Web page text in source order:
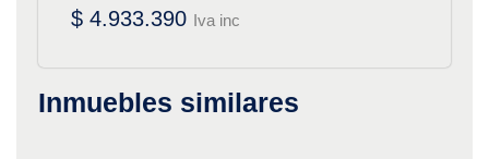
$ 4.933.390 Iva inc
Inmuebles similares